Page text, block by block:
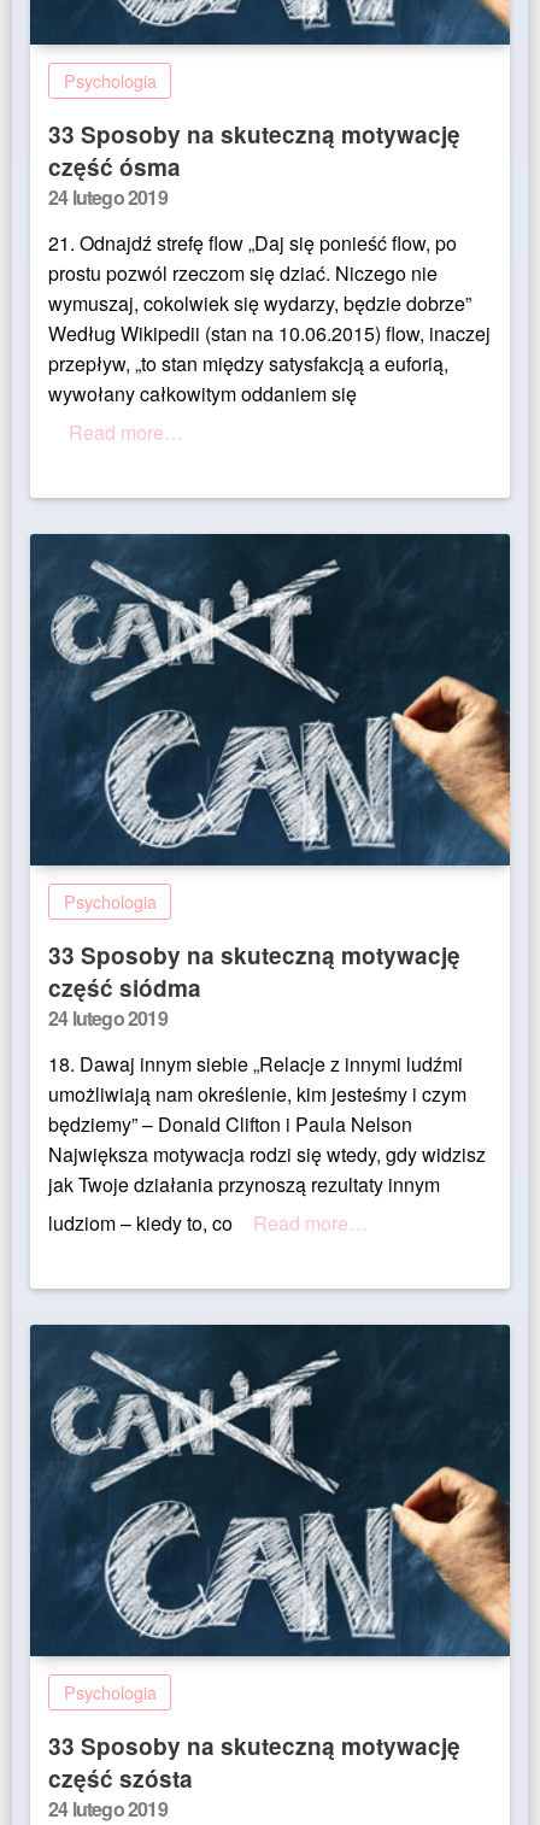
Psychologia
33 Sposoby na skuteczną motywację
część ósma
Posted
24 lutego 2019
21. Odnajdź strefę flow „Daj się ponieść flow, po
prostu pozwól rzeczom się dziać. Niczego nie
wymuszaj, cokolwiek się wydarzy, będzie dobrze”
Według Wikipedii (stan na 10.06.2015) flow, inaczej
przepływ, „to stan między satysfakcją a euforią,
wywołany całkowitym oddaniem się
Read more…
Psychologia
33 Sposoby na skuteczną motywację
część siódma
Posted
24 lutego 2019
18. Dawaj innym siebie „Relacje z innymi ludźmi
umożliwiają nam określenie, kim jesteśmy i czym
będziemy” – Donald Clifton i Paula Nelson
Największa motywacja rodzi się wtedy, gdy widzisz
jak Twoje działania przynoszą rezultaty innym
ludziom – kiedy to, co
Read more…
Psychologia
33 Sposoby na skuteczną motywację
część szósta
Posted
24 lutego 2019